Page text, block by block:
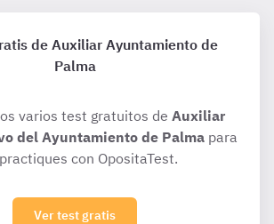
de Auxiliar Ayuntamiento de
Palma
varios test gratuitos de Auxiliar
del Ayuntamiento de Palmapara
con OpositaTest.
Ver test gratis